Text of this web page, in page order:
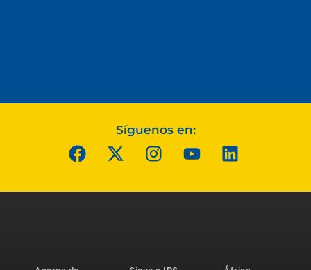
Síguenos en: